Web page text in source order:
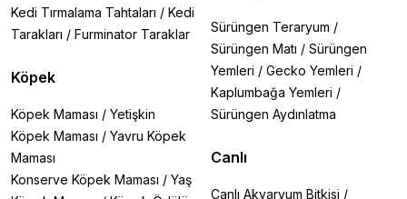
Kedi Tırmalama Tahtaları / Kedi
Tarakları / Furminator Taraklar
Köpek
Köpek Maması / Yetişkin
Köpek Maması / Yavru Köpek
Maması
Konserve Köpek Maması / Yaş
Sürüngen Teraryum /
Sürüngen Matı / Sürüngen
Yemleri / Gecko Yemleri /
Kaplumbağa Yemleri /
Sürüngen Aydınlatma
Canlı
Canlı Akvaryum Bitkisi /